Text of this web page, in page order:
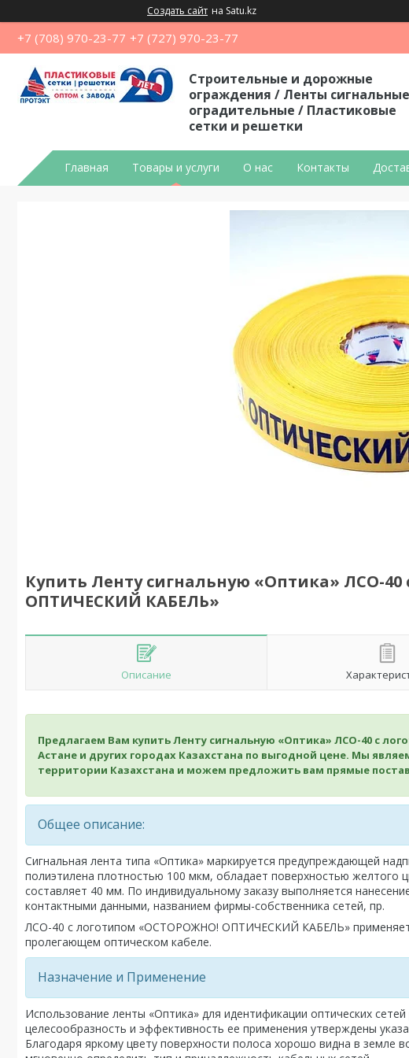
Создать сайт на Satu.kz
+7 (708) 970-23-77 +7 (727) 970-23-77
Строительные и дорожные
ограждения / Ленты
оградительные / Пластиковые
сетки и решетки
Главная Товары и услуги О нас Контакты
Купить Ленту сигнальную «Оптика» ЛСО-
ОПТИЧЕСКИЙ КАБЕЛЬ»
Описание
Предлагаем Вам купить Ленту сигнальную «Оптика» ЛСО-40 с
Астане и других городах Казахстана по выгодной цене. Мы
территории Казахстана и можем предложить вам прямые
Общее описание:
Сигнальная лента типа «Оптика» маркируется предупреждающей
полиэтилена плотностью 100 мкм, обладает поверхностью желтого
составляет 40 мм. По индивидуальному заказу выполняется
контактными данными, названием фирмы-собственника сетей, пр.
ЛСО-40 с логотипом «ОСТОРОЖНО! ОПТИЧЕСКИЙ КАБЕЛЬ»
пролегающем оптическом кабеле.
Назначение и Применение
Использование ленты «Оптика» для идентификации оптических
целесообразность и эффективность ее применения утверждены
Благодаря яркому цвету поверхности полоса хорошо видна в земле